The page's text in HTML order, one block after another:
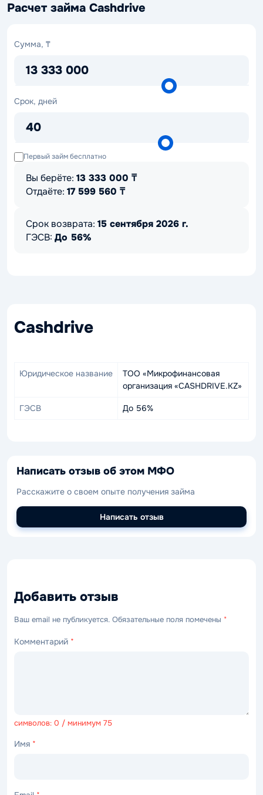
Расчет займа Cashdrive
Сумма, ₸
13 333 000
Сумма,
Срок, дней
40
Срок,
Первый займ бесплатно
Вы берёте: 13 333 000 ₸
Отдаёте: 17 599 560 ₸
Срок возврата: 15 сентября 2026 г.
ГЭСВ: До 56%
Cashdrive
Юридическое название
ТОО «Микрофинансовая
организация «CASHDRIVE.KZ»
ГЭСВ До 56%
Написать отзыв об этом МФО
Расскажите о своем опыте получения займа
Написать отзыв
Добавить отзыв
Ваш email не публикуется. Обязательные поля помечены *
Комментарий *
символов: 0 / минимум 75
Имя *